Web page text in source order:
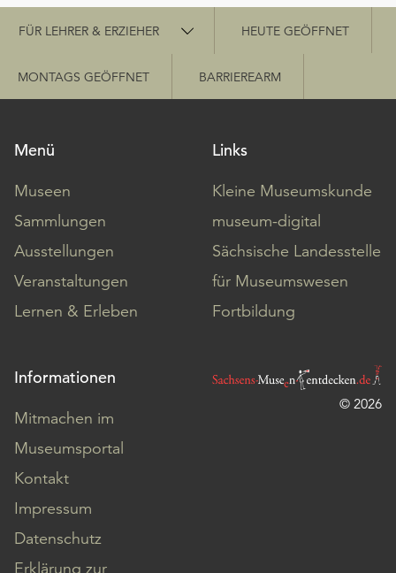
Schnellzugriff
FÜR LEHRER & ERZIEHER HEUTE GEÖFFNET
MONTAGS GEÖFFNET BARRIEREARM
Menü
Museen
Sammlungen
Ausstellungen
Veranstaltungen
Lernen & Erleben
Links
Kleine Museumskunde
museum-digital
Sächsische Landesstelle
für Museumswesen
Fortbildung
Informationen
Mitmachen im
Museumsportal
Kontakt
Impressum
Datenschutz
Erklärung zur
© 2026